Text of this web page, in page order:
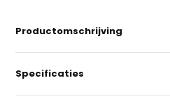
Productomschrijving
Specificaties